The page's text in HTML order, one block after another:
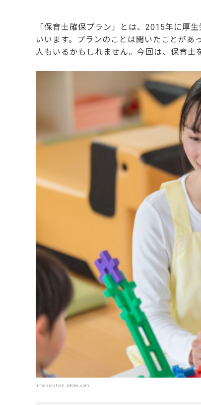
「保育士確保プラン」とは、2015年に厚
いいます。プランのことは聞いたことがあ
人もいるかもしれません。今回は、保育士
milatas/stock.adobe.com